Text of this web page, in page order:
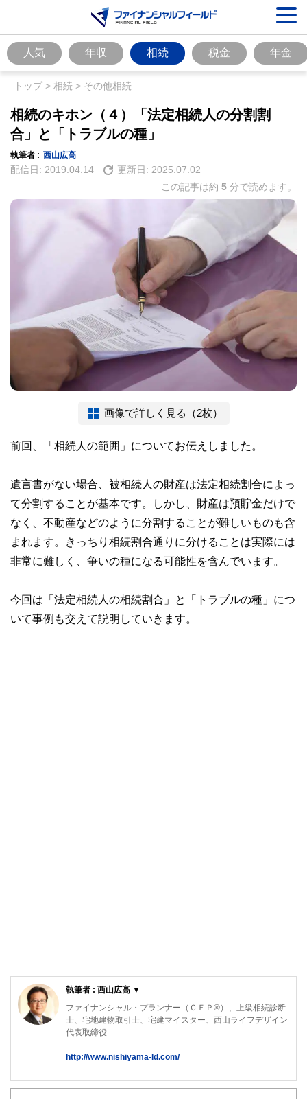
人気 年収 相続 税金 年金
トップ> 相続 > その他相続
相続のキホン（４）「法定相続人の分割割
合」と「トラブルの種」
執筆者 : 西山広高
配信日: 2019.04.14 更新日: 2025.07.02
この記事は約 5 分で読めます。
画像で詳しく見る（2枚）
前回、「相続人の範囲」についてお伝えしました。
遺言書がない場合、被相続人の財産は法定相続割合によっ
て分割することが基本です。しかし、財産は預貯金だけで
なく、不動産などのように分割することが難しいものも含
まれます。きっちり相続割合通りに分けることは実際には
非常に難しく、争いの種になる可能性を含んでいます。
今回は「法定相続人の相続割合」と「トラブルの種」につ
いて事例も交えて説明していきます。
執筆者 : 西山広高 ▼
ファイナンシャル・プランナー（ＣＦＰ®）、上級相続診断
士、宅地建物取引士、宅建マイスター、西山ライフデザイン
代表取締役
http://www.nishiyama-ld.com/
「円満な相続のための対策」「家計の見直し」「資産形成・